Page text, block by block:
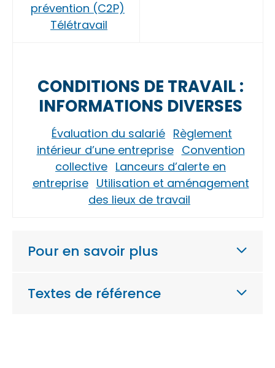
prévention (C2P)
Télétravail
CONDITIONS DE TRAVAIL :
INFORMATIONS DIVERSES
Évaluation du salarié Règlement
intérieur d’une entreprise Convention
collective Lanceurs d’alerte en
entreprise Utilisation et aménagement
des lieux de travail
Pour en savoir plus
Textes de référence